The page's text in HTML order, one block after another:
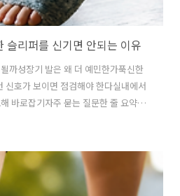
슬리퍼를 신기면 안되는 이유
까성장기 발은 왜 더 예민한가푹신한
신호가 보이면 점검해야 한다실내에서
바로잡기자주 묻는 질문한 줄 요약성
조가 아니기 때문에, 지나치게 푹신한
한 신발은 아이 발의 감각 발달과 보
아이에게 푹신한 슬리퍼를 신겨주면 부
워도 덜 걱정되고, 아이도 “폭신폭신해